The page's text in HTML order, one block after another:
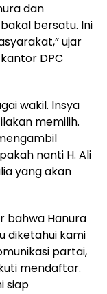
dan
bersatu. Ini
ujar
DPC
wakil. Insya
memilih.
nanti H. Ali
yang akan
bahwa Hanura
diketahui kami
partai,
mendaftar.
siap